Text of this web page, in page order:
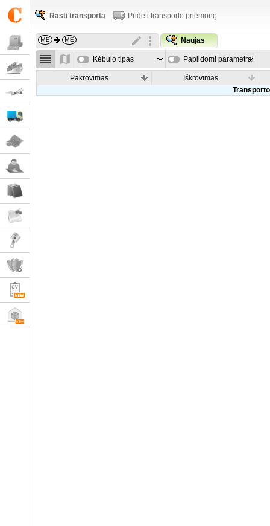
Rasti transportą Pridėti transporto priemonę
Naujas
Kėbulo tipas Papildomi parametrai
Pakrovimas
Iškrovimas